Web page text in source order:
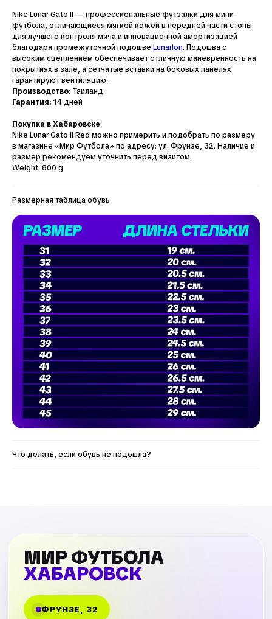
Nike Lunar Gato II — профессиональные футзалки для мини-
футбола, отличающиеся мягкой кожей в передней части стопы
для лучшего контроля мяча и инновационной амортизацией
благодаря промежуточной подошве Lunarlon. Подошва с
высоким сцеплением обеспечивает отличную маневренность на
покрытиях в зале, а сетчатые вставки на боковых панелях
гарантируют вентиляцию.
Производство: Таиланд
Гарантия: 14 дней
Покупка в Хабаровске
Nike Lunar Gato II Red можно примерить и подобрать по размеру
в магазине «Мир Футбола» по адресу: ул. Фрунзе, 32. Наличие и
размер рекомендуем уточнить перед визитом.
Weight: 800 g
Размерная таблица обувь
Что делать, если обувь не подошла?
МИР ФУТБОЛА
ХАБАРОВСК
ФРУНЗЕ, 32